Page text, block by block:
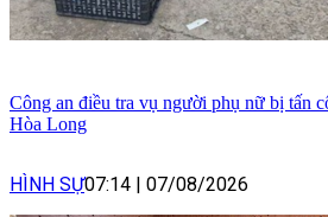
Công an điều tra vụ người phụ nữ bị tấn
Hòa Long
HÌNH SỰ07:14 07/08/2026